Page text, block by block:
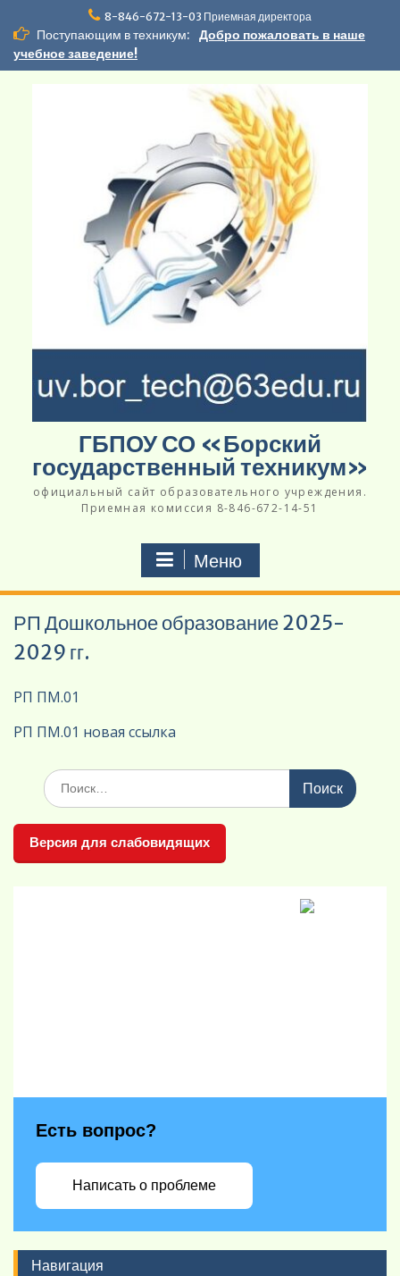
содержимому
8-846-672-13-03 Приемная директора
Поступающим в техникум:
Добро пожаловать в наше
учебное заведение!
ГБПОУ СО «Борский
государственный техникум»
официальный сайт образовательного учреждения.
Приемная комиссия 8-846-672-14-51
Меню
РП Дошкольное образование 2025-
2029 гг.
РП ПМ.01
РП ПМ.01 новая ссылка
Поиск
по:
Версия для слабовидящих
Есть вопрос?
Написать о проблеме
Навигация